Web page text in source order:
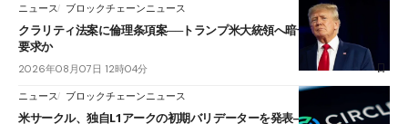
ニュース ブロックチェーンニュース
クラリティ法案に倫理条項案──トランプ米大統領へ暗号資産事業の売却
要求か
2026年08月07日 12時04分
ニュース ブロックチェーンニュース
米サークル、独自L1アークの初期バリデーターを発表――ブラックロッ